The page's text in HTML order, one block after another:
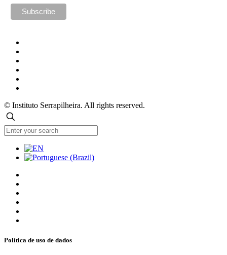
© Instituto Serrapilheira. All rights reserved.
Política de uso de dados